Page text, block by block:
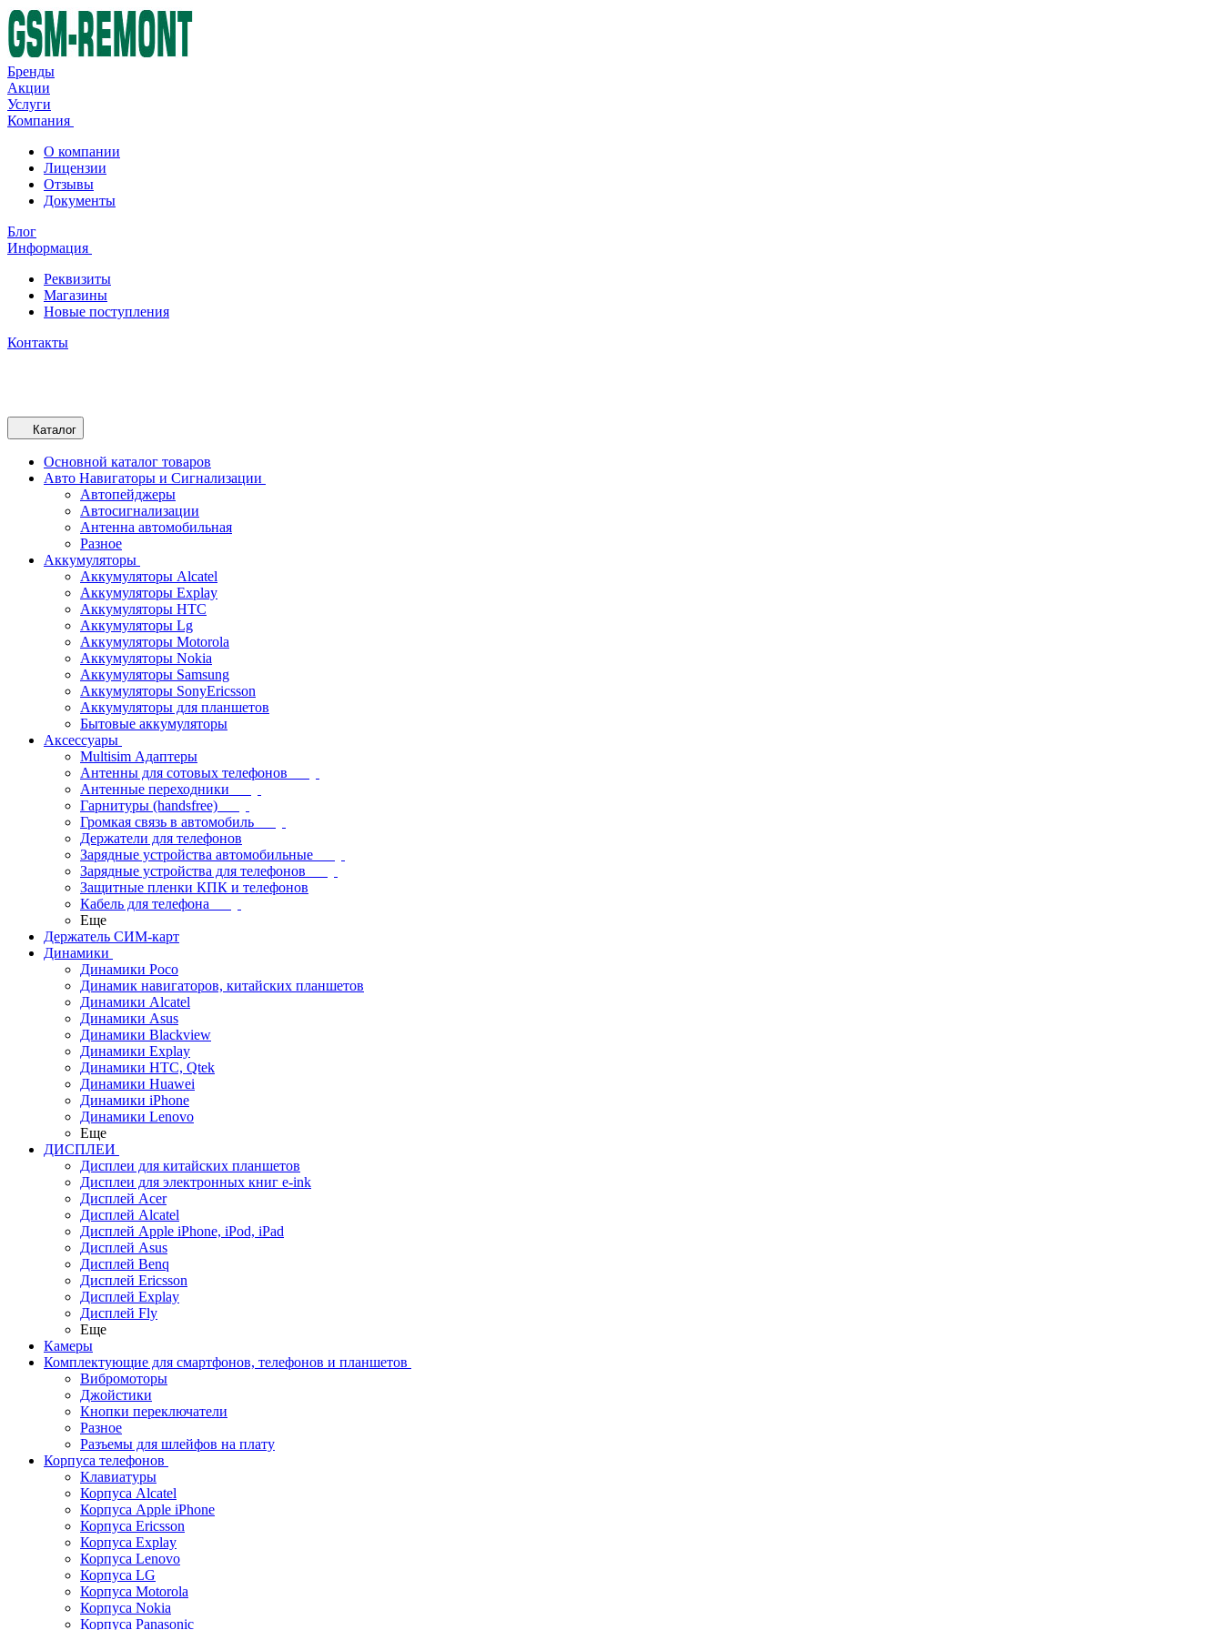
Бренды
Акции
Услуги
Компания
О компании
Лицензии
Отзывы
Документы
Блог
Информация
Реквизиты
Магазины
Новые поступления
Контакты
Каталог
Основной каталог товаров
Авто Навигаторы и Сигнализации
Автопейджеры
Автосигнализации
Антенна автомобильная
Разное
Аккумуляторы
Аккумуляторы Alcatel
Аккумуляторы Explay
Аккумуляторы HTC
Аккумуляторы Lg
Аккумуляторы Motorola
Аккумуляторы Nokia
Аккумуляторы Samsung
Аккумуляторы SonyEricsson
Аккумуляторы для планшетов
Бытовые аккумуляторы
Аксессуары
Multisim Адаптеры
Антенны для сотовых телефонов
Антенные переходники
Гарнитуры (handsfree)
Громкая связь в автомобиль
Держатели для телефонов
Зарядные устройства автомобильные
Зарядные устройства для телефонов
Защитные пленки КПК и телефонов
Кабель для телефона
Еще
Держатель СИМ-карт
Динамики
Динамики Poco
Динамик навигаторов, китайских планшетов
Динамики Alcatel
Динамики Asus
Динамики Blackview
Динамики Explay
Динамики HTC, Qtek
Динамики Huawei
Динамики iPhone
Динамики Lenovo
Еще
ДИСПЛЕИ
Дисплеи для китайских планшетов
Дисплеи для электронных книг e-ink
Дисплей Acer
Дисплей Alcatel
Дисплей Apple iPhone, iPod, iPad
Дисплей Asus
Дисплей Benq
Дисплей Ericsson
Дисплей Explay
Дисплей Fly
Еще
Камеры
Комплектующие для смартфонов, телефонов и планшетов
Вибромоторы
Джойстики
Кнопки переключатели
Разное
Разъемы для шлейфов на плату
Корпуса телефонов
Клавиатуры
Корпуса Alcatel
Корпуса Apple iPhone
Корпуса Ericsson
Корпуса Explay
Корпуса Lenovo
Корпуса LG
Корпуса Motorola
Корпуса Nokia
Корпуса Panasonic